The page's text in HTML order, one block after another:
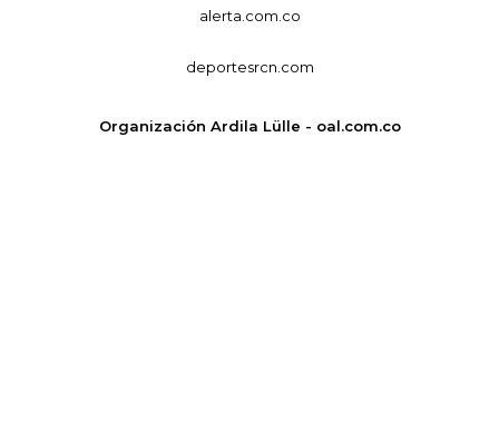
alerta.com.co
deportesrcn.com
Organización Ardila Lülle - oal.com.co